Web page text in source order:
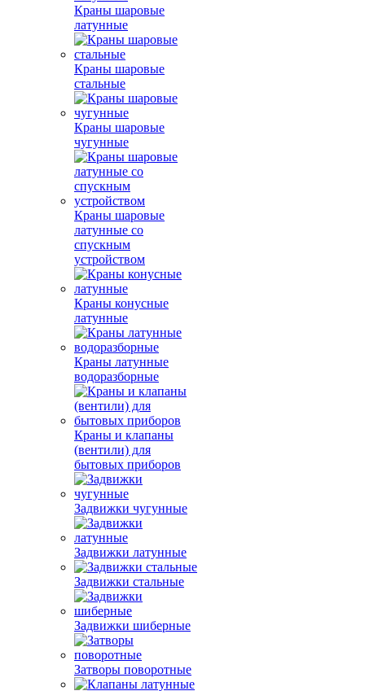
Краны шаровые
латунные
Краны шаровые
стальные
Краны шаровые
чугунные
Краны шаровые
латунные со
спускным
устройством
Краны конусные
латунные
Краны латунные
водоразборные
Краны и клапаны
(вентили) для
бытовых приборов
Задвижки чугунные
Задвижки латунные
Задвижки стальные
Задвижки шиберные
Затворы поворотные